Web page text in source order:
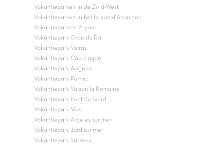
Vakantieparken in de Zuid-West
Vakantieparken in het bassin d'Arcachon
Vakantieparken Royan
Vakantiepark Grau du Roi
Vakantiepark Valras
Vakantiepark Cap d'agde
Vakantiepark Avignon
Vakantiepark Pornic
Vakantiepark Vaison la Romaine
Vakantiepark Pont du Gard
Vakantiepark Vias
Vakantiepark Argeles sur mer
Vakantiepark Jard sur mer
Vakantiepark Sarzeau